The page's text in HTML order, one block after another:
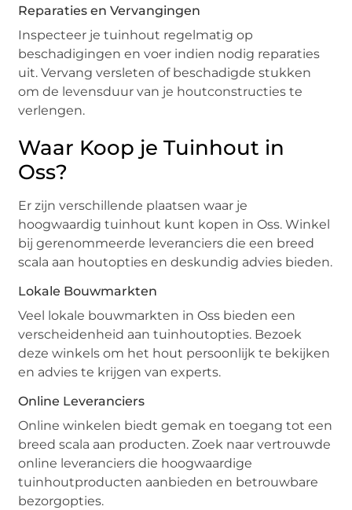
Reparaties en Vervangingen
Inspecteer je tuinhout regelmatig op
beschadigingen en voer indien nodig reparaties
uit. Vervang versleten of beschadigde stukken
om de levensduur van je houtconstructies te
verlengen.
Waar Koop je Tuinhout in
Oss?
Er zijn verschillende plaatsen waar je
hoogwaardig tuinhout kunt kopen in Oss. Winkel
bij gerenommeerde leveranciers die een breed
scala aan houtopties en deskundig advies bieden.
Lokale Bouwmarkten
Veel lokale bouwmarkten in Oss bieden een
verscheidenheid aan tuinhoutopties. Bezoek
deze winkels om het hout persoonlijk te bekijken
en advies te krijgen van experts.
Online Leveranciers
Online winkelen biedt gemak en toegang tot een
breed scala aan producten. Zoek naar vertrouwde
online leveranciers die hoogwaardige
tuinhoutproducten aanbieden en betrouwbare
bezorgopties.